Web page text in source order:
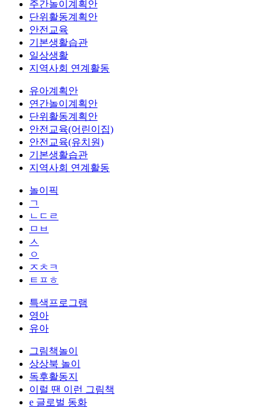
주간놀이계획안
단위활동계획안
안전교육
기본생활습관
일상생활
지역사회 연계활동
유아계획안
연간놀이계획안
단위활동계획안
안전교육(어린이집)
안전교육(유치원)
기본생활습관
지역사회 연계활동
놀이픽
ㄱ
ㄴㄷㄹ
ㅁㅂ
ㅅ
ㅇ
ㅈㅊㅋ
ㅌㅍㅎ
특색프로그램
영아
유아
그림책놀이
상상북 놀이
독후활동지
이럴 땐 이런 그림책
e 글로벌 동화